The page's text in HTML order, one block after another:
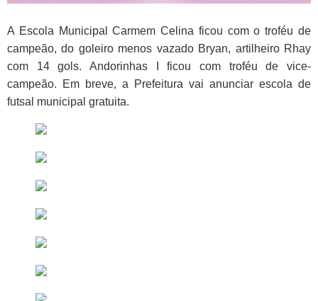
A Escola Municipal Carmem Celina ficou com o troféu de
campeão, do goleiro menos vazado Bryan, artilheiro Rhay
com 14 gols. Andorinhas I ficou com troféu de vice-
campeão. Em breve, a Prefeitura vai anunciar escola de
futsal municipal gratuita.